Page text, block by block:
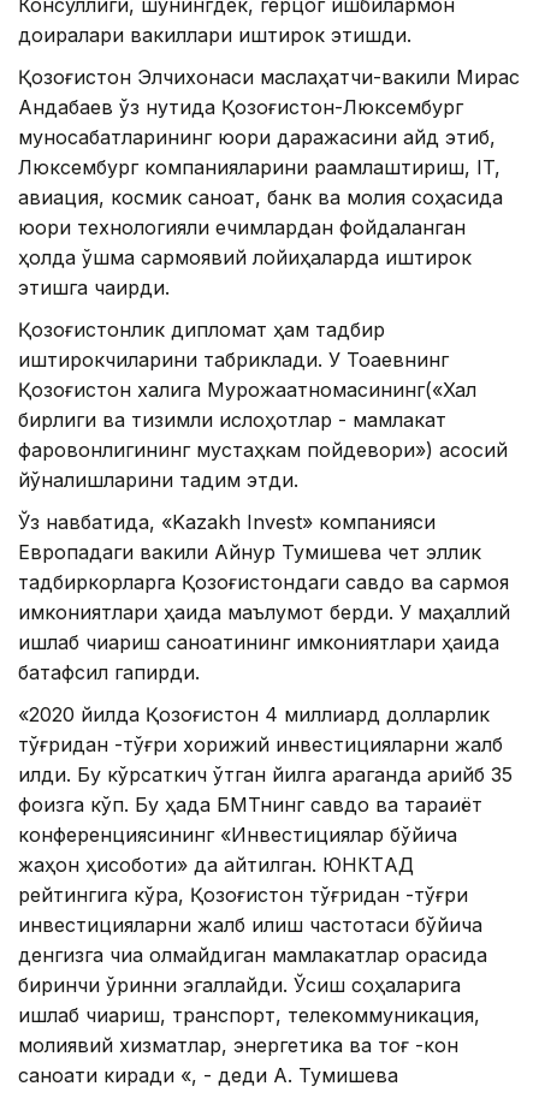
Консуллиги, шунингдек, герцог ишбилармон
доиралари вакиллари иштирок этишди.
Қозоғистон Элчихонаси маслаҳатчи-вакили Мирас
Aндабаев ўз нутқида Қозоғистон-Люксембург
муносабатларининг юқори даражасини қайд этиб,
Люксембург компанияларини рақамлаштириш, IT,
авиация, космик саноат, банк ва молия соҳасида
юқори технологияли ечимлардан фойдаланган
ҳолда қўшма сармоявий лойиҳаларда иштирок
этишга чақирди.
Қозоғистонлик дипломат ҳам тадбир
иштирокчиларини табриклади. У Тоқаевнинг
Қозоғистон халқига Мурожаатномасининг(«Халқ
бирлиги ва тизимли ислоҳотлар - мамлакат
фаровонлигининг мустаҳкам пойдевори») асосий
йўналишларини тақдим этди.
Ўз навбатида, «Kazakh Invest» компанияси
Европадаги вакили Aйнур Тумишева чет эллик
тадбиркорларга Қозоғистондаги савдо ва сармоя
имкониятлари ҳақида маълумот берди. У маҳаллий
ишлаб чиқариш саноатининг имкониятлари ҳақида
батафсил гапирди.
«2020 йилда Қозоғистон 4 миллиард долларлик
тўғридан -тўғри хорижий инвестицияларни жалб
қилди. Бу кўрсаткич ўтган йилга қараганда қарийб 35
фоизга кўп. Бу ҳақда БМТнинг савдо ва тараққиёт
конференциясининг «Инвестициялар бўйича
жаҳон ҳисоботи» да айтилган. ЮНКТAД
рейтингига кўра, Қозоғистон тўғридан -тўғри
инвестицияларни жалб қилиш частотаси бўйича
денгизга чиқа олмайдиган мамлакатлар орасида
биринчи ўринни эгаллайди. Ўсиш соҳаларига
ишлаб чиқариш, транспорт, телекоммуникация,
молиявий хизматлар, энергетика ва тоғ -кон
саноати киради «, - деди А. Тумишева